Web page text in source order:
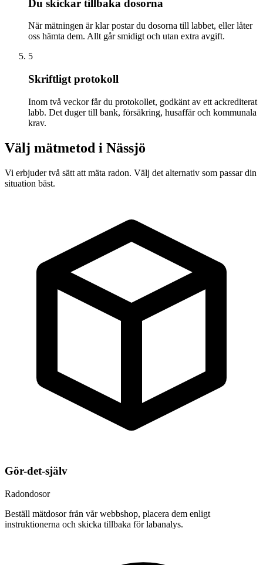
Du skickar tillbaka dosorna
När mätningen är klar postar du dosorna till labbet, eller låter
oss hämta dem. Allt går smidigt och utan extra avgift.
5
Skriftligt protokoll
Inom två veckor får du protokollet, godkänt av ett ackrediterat
labb. Det duger till bank, försäkring, husaffär och kommunala
krav.
Välj mätmetod i Nässjö
Vi erbjuder två sätt att mäta radon. Välj det alternativ som passar din
situation bäst.
Gör-det-själv
Radondosor
Beställ mätdosor från vår webbshop, placera dem enligt
instruktionerna och skicka tillbaka för labanalys.